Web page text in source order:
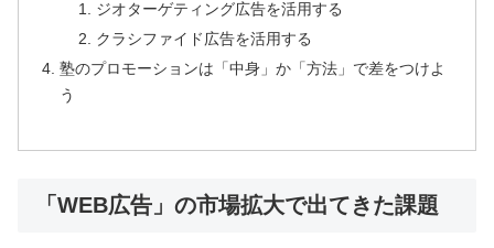
ジオターゲティング広告を活用する
クラシファイド広告を活用する
塾のプロモーションは「中身」か「方法」で差をつけよ
う
「WEB広告」の市場拡大で出てきた課題